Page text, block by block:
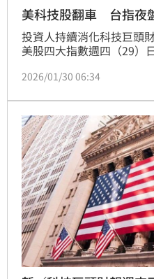
美科技股翻車 台指夜
投資人持續消化科技巨頭
美股四大指數週四（29）
點，加上台積電期貨走弱
2026/01/30 06:34